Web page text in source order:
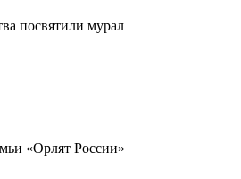
посвятили мурал
«Орлят России»